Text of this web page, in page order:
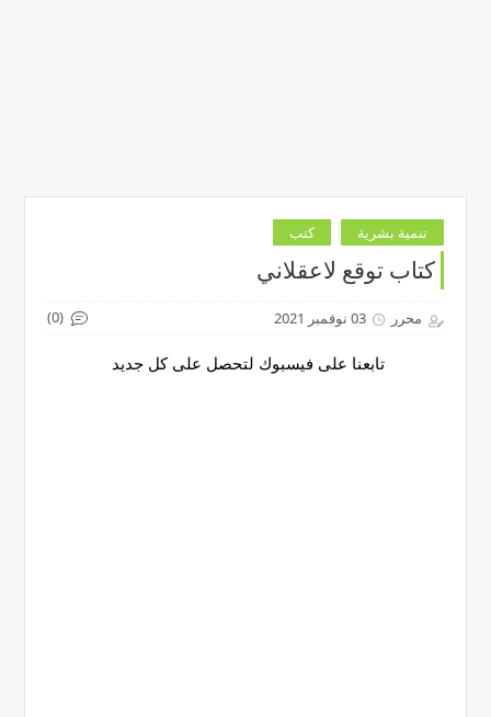
تنمية بشرية كتب
كتاب توقع لاعقلاني
محرر 03 نوفمبر 2021 (0)
تابعنا على فيسبوك لتحصل على كل جديد